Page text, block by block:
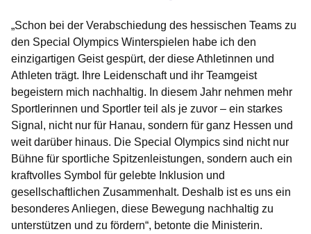
„Schon bei der Verabschiedung des hessischen Teams zu
den Special Olympics Winterspielen habe ich den
einzigartigen Geist gespürt, der diese Athletinnen und
Athleten trägt. Ihre Leidenschaft und ihr Teamgeist
begeistern mich nachhaltig. In diesem Jahr nehmen mehr
Sportlerinnen und Sportler teil als je zuvor – ein starkes
Signal, nicht nur für Hanau, sondern für ganz Hessen und
weit darüber hinaus. Die Special Olympics sind nicht nur
Bühne für sportliche Spitzenleistungen, sondern auch ein
kraftvolles Symbol für gelebte Inklusion und
gesellschaftlichen Zusammenhalt. Deshalb ist es uns ein
besonderes Anliegen, diese Bewegung nachhaltig zu
unterstützen und zu fördern“, betonte die Ministerin.